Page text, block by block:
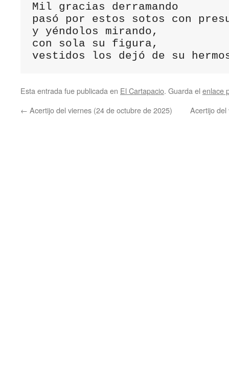
Mil gracias derramando
pasó por estos sotos con
y yéndolos mirando,
con sola su figura,
vestidos los dejó de su
Esta entrada fue publicada en El Cartapacio. Guarda el enlace
← Acertijo del viernes (24 de octubre de 2025) Acertijo